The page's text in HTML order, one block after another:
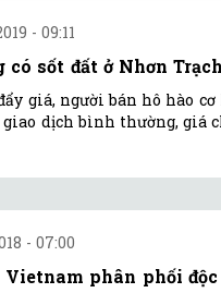
- 09:11
có sốt đất ở Nhơn
giá, người bán hô hào
dịch bình thường, giá
- 07:00
Vietnam phân phối